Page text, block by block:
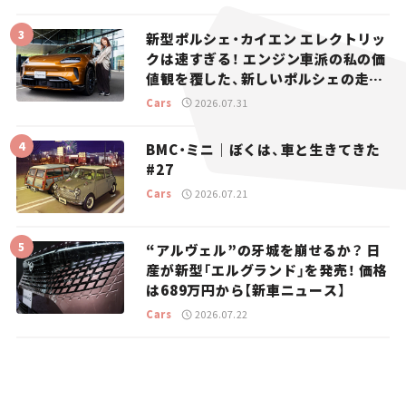
新型ポルシェ・カイエン エレクトリッ
クは速すぎる！ エンジン車派の私の価
値観を覆した、新しいポルシェの走
り。
Cars 2026.07.31
BMC・ミニ｜ぼくは、車と生きてきた
#27
Cars 2026.07.21
“アルヴェル”の牙城を崩せるか？ 日
産が新型「エルグランド」を発売！ 価格
は689万円から【新車ニュース】
Cars 2026.07.22